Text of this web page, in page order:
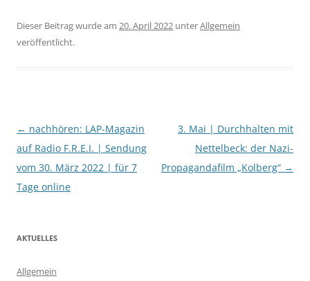
Dieser Beitrag wurde am 20. April 2022 unterAllgemein
veröffentlicht.
Beitragsnavigation
← nachhören: LAP-Magazin
auf Radio F.R.E.I. | Sendung
vom 30. März 2022 | für 7
Tage online
3. Mai | Durchhalten mit
Nettelbeck: der Nazi-
Propagandafilm „Kolberg“ →
AKTUELLES
Allgemein